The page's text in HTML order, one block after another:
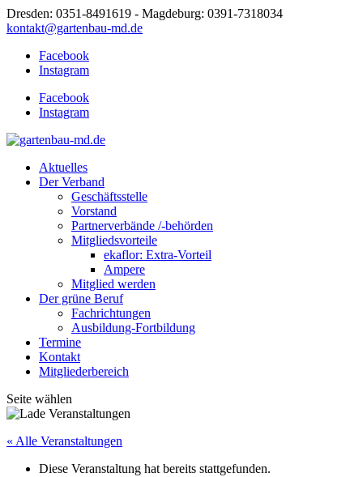
Dresden: 0351-8491619 - Magdeburg: 0391-7318034
kontakt@gartenbau-md.de
Facebook
Instagram
Facebook
Instagram
Aktuelles
Der Verband
Geschäftsstelle
Vorstand
Partnerverbände /-behörden
Mitgliedsvorteile
ekaflor: Extra-Vorteil
Ampere
Mitglied werden
Der grüne Beruf
Fachrichtungen
Ausbildung-Fortbildung
Termine
Kontakt
Mitgliederbereich
Seite wählen
« Alle Veranstaltungen
Diese Veranstaltung hat bereits stattgefunden.